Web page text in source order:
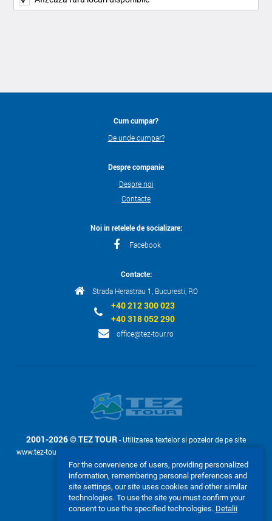
Cum cumpar?
De unde cumpar?
Despre companie
Despre noi
Contacte
Noi in retelele de socializare:
Facebook
Contacte:
Strada Herastrau 1, Bucuresti, RO
+40 212 300 023
+40 318 052 290
office@tez-tour.ro
2001-2026 © TEZ TOUR - Utilizarea textelor si pozelor de pe site
www.tez-tour.ro permis doar la cerere cu confirmarea in scris a companiei
TEZ TOUR.
Acceptam:
For the convenience of users, providing personalized
information, remembering personal preferences and
site settings, our site uses cookies and other similar
technologies. To use the site you must confirm your
consent to use the specified technologies. Detalii